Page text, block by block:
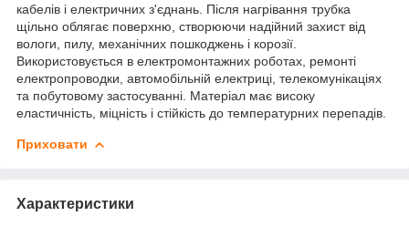
кабелів і електричних з'єднань. Після нагрівання трубка
щільно облягає поверхню, створюючи надійний захист від
вологи, пилу, механічних пошкоджень і корозії.
Використовується в електромонтажних роботах, ремонті
електропроводки, автомобільній електриці, телекомунікаціях
та побутовому застосуванні. Матеріал має високу
еластичність, міцність і стійкість до температурних перепадів.
Приховати
Характеристики